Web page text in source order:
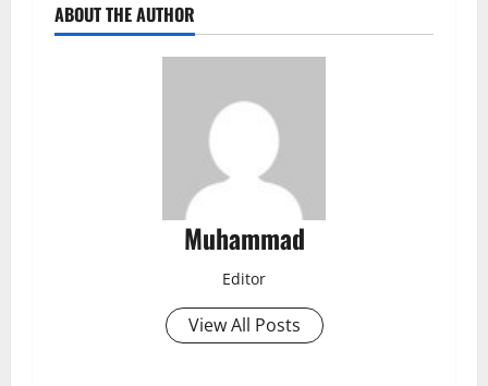
ABOUT THE AUTHOR
Muhammad
Editor
View All Posts